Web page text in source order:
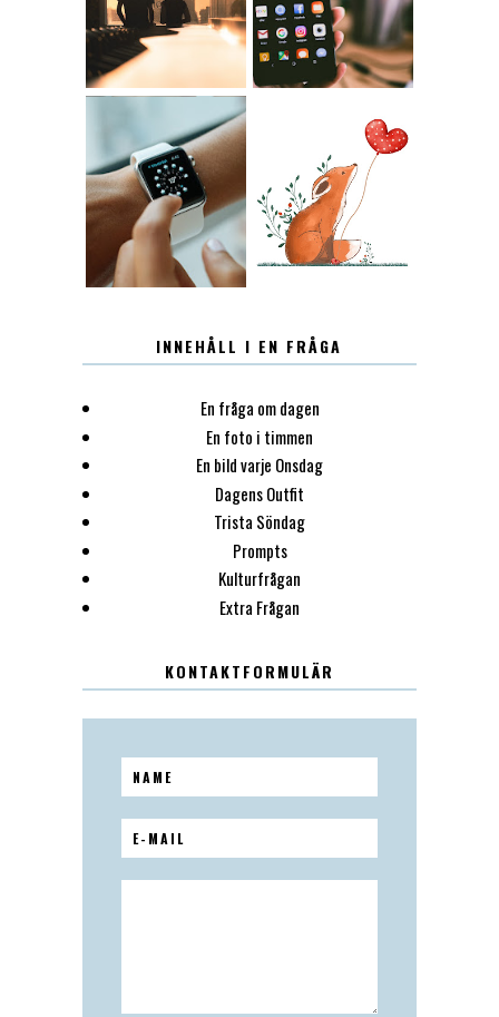
12.30 LUGN
INNEHÅLL I EN FRÅGA
En fråga om dagen
En foto i timmen
En bild varje Onsdag
Dagens Outfit
Trista Söndag
Prompts
Kulturfrågan
Extra Frågan
KONTAKTFORMULÄR